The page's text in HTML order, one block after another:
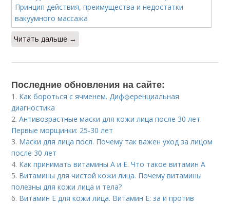
Читать дальше →
Последние обновления на сайте:
1. Как бороться с ячменем. Дифференциальная
диагностика
2.Антивозрастные маски для кожи лица после 30 лет.
Первые морщинки: 25-30 лет
3. Маски для лица посл. Почему так важен уход за лицом
после 30 лет
4. Как принимать витамины А и Е. Что такое витамин А
5. Витамины для чистой кожи лица. Почему витамины
полезны для кожи лица и тела?
6. Витамин E для кожи лица. Витамин Е: за и против